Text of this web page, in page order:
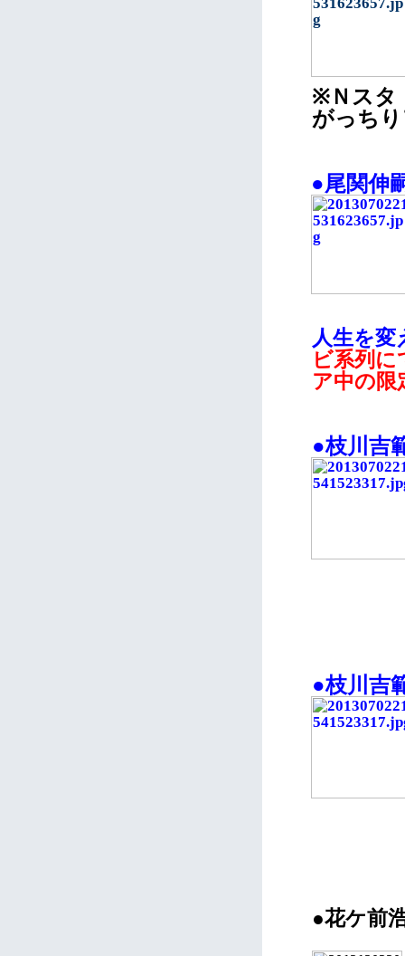
※Ｎスタ
がっちり
●尾関伸
人生を
ビ系列に
ア中の限
●枝川吉
●枝川吉
●花ケ前